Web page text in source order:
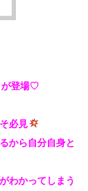
が登場♡
必見
から自分自身と
わかってしまう